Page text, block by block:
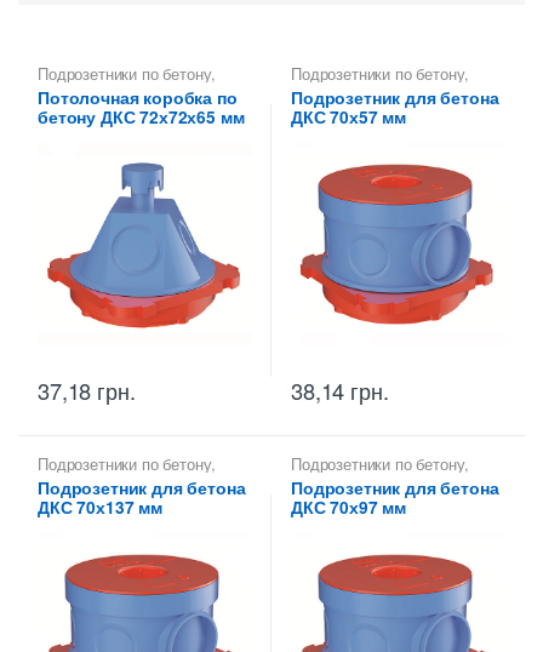
Подрозетники по бетону,
Установочная коробка для
заливки в бетон ДКС
Потолочная коробка по
бетону ДКС 72х72х65 мм
37,18 грн.
Подрозетники по бетону,
Установочная коробка для
заливки в бетон ДКС
Подрозетник для бетона
ДКС 70х57 мм
38,14 грн.
Подрозетники по бетону,
Установочная коробка для
заливки в бетон ДКС
Подрозетник для бетона
ДКС 70х137 мм
Подрозетники по бетону,
Установочная коробка для
заливки в бетон ДКС
Подрозетник для бетона
ДКС 70х97 мм